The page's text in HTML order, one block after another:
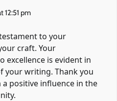
12:51 pm
to your
craft. Your
excellence is evident in
your writing. Thank you
positive influence in the